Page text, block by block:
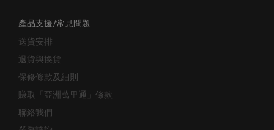
送貨安排
退貨與換貨
保修條款及細則
賺取「亞洲萬里通」條款
聯絡我們
業務諮詢